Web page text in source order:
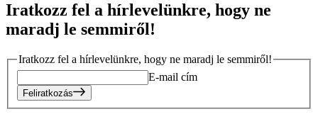
Iratkozz fel a hírlevelünkre, hogy ne
maradj le semmiről!
Iratkozz fel a hírlevelünkre, hogy ne maradj le semmiről!
E-mail cím
Feliratkozás